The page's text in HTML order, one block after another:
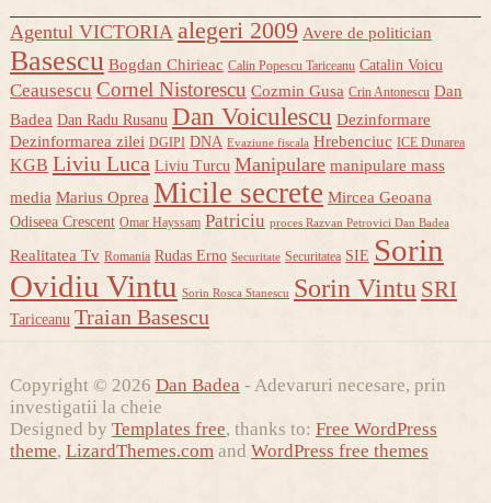
Agentul VICTORIA alegeri 2009 Avere de politician
Basescu Bogdan Chirieac Calin Popescu Tariceanu Catalin Voicu
Ceausescu Cornel Nistorescu Cozmin Gusa Crin Antonescu Dan
Badea Dan Radu Rusanu Dan Voiculescu Dezinformare
Dezinformarea zilei DGIPI DNA Evaziune fiscala Hrebenciuc ICE Dunarea
KGB Liviu Luca Liviu Turcu Manipulare manipulare mass
media Marius Oprea Micile secrete Mircea Geoana
Odiseea Crescent Omar Hayssam Patriciu proces Razvan Petrovici Dan Badea
Realitatea Tv Romania Rudas Erno Securitate Securitatea SIE Sorin
Ovidiu Vintu Sorin Rosca Stanescu Sorin Vintu SRI
Tariceanu Traian Basescu
Copyright © 2026 Dan Badea - Adevaruri necesare, prin
investigatii la cheie
Designed by Templates free, thanks to: Free WordPress
theme, LizardThemes.comand WordPress free themes